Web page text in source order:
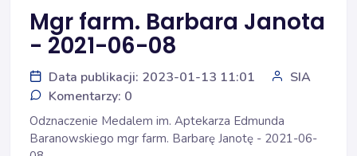
Mgr farm. Barbara Janota
- 2021-06-08
Data publikacji: 2023-01-13 11:01
SIA
Komentarzy: 0
Odznaczenie Medalem im. Aptekarza Edmunda
Baranowskiego mgr farm. Barbarę Janotę - 2021-06-